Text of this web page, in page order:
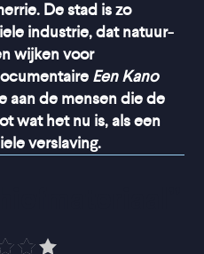
De stad is zo
industrie, dat natuur-
wijken voor
Een Kano
aan de mensen die de
wat het nu is, als een
verslaving.